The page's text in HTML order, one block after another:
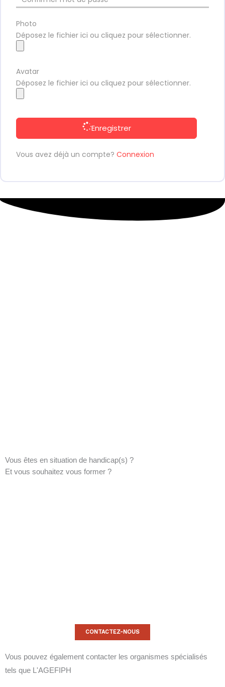
Photo
Déposez le fichier ici ou cliquez pour sélectionner.
Avatar
Déposez le fichier ici ou cliquez pour sélectionner.
Enregistrer
Vous avez déjà un compte? Connexion
Vous êtes en situation de handicap(s) ?
Et vous souhaitez vous former ?
CONTACTEZ-NOUS
Vous pouvez également contacter les organismes spécialisés
tels que
L'AGEFIPH